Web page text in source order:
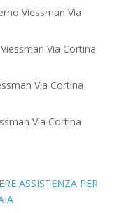
Viessman Via
Via Cortina
Via Cortina
Via Cortina
ASSISTENZA PER